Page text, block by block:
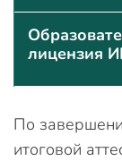
лицензия
По
итоговой